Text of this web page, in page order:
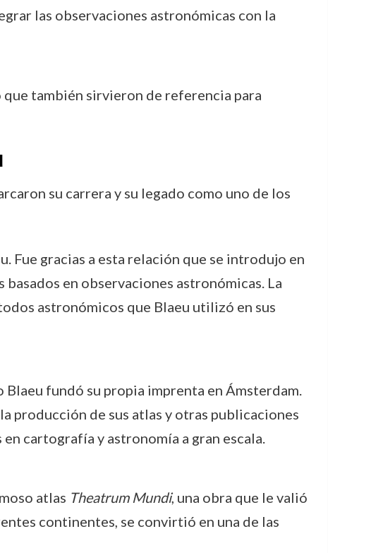
las observaciones astronómicas con la
que también sirvieron de referencia para
su carrera y su legado como uno de los
Fue gracias a esta relación que se introdujo en
en observaciones astronómicas. La
astronómicos que Blaeu utilizó en sus
fundó su propia imprenta en Ámsterdam.
producción de sus atlas y otras publicaciones
cartografía y astronomía a gran escala.
atlas Theatrum Mundi, una obra que le valió
continentes, se convirtió en una de las